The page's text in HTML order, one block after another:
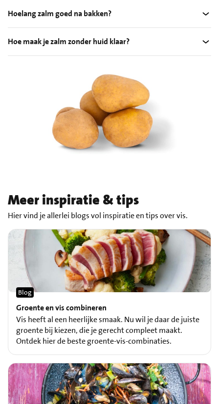
Hoelang zalm goed na bakken?
Hoe maak je zalm zonder huid klaar?
Meer inspiratie & tips
Hier vind je allerlei blogs vol inspiratie en tips over vis.
Groente en vis combineren
Blog
Vis heeft al een heerlijke smaak. Nu wil je daar de juiste
groente bij kiezen, die je gerecht compleet maakt.
Ontdek hier de beste groente-vis-combinaties.